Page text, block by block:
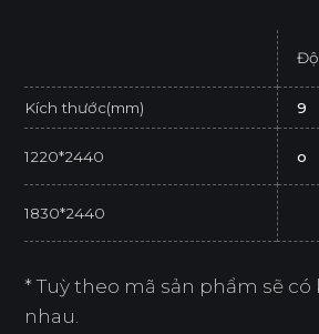
Độ
Kích thước(mm) 9
1220*2440 o
1830*2440
* Tuỳ theo mã sản phẩm sẽ
nhau.